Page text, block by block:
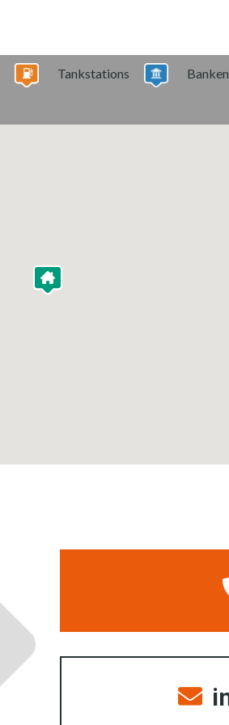
Tankstations Banken